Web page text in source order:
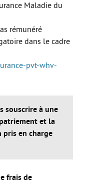
Maladie du
rémunéré
dans le cadre
pvt-whv-
souscrire à une
et la
pris en charge
frais de